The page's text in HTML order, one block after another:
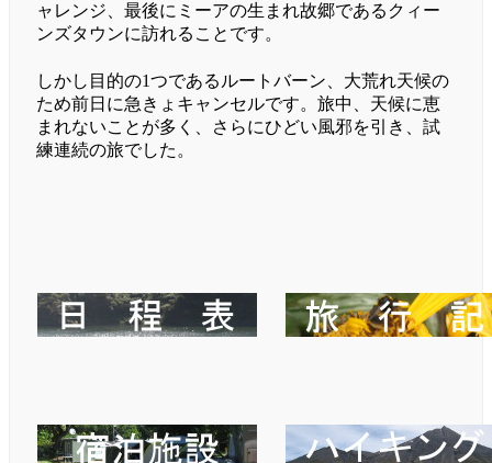
ャレンジ、最後にミーアの生まれ故郷であるクィー
ンズタウンに訪れることです。
しかし目的の1つであるルートバーン、大荒れ天候の
ため前日に急きょキャンセルです。旅中、天候に恵
まれないことが多く、さらにひどい風邪を引き、試
練連続の旅でした。